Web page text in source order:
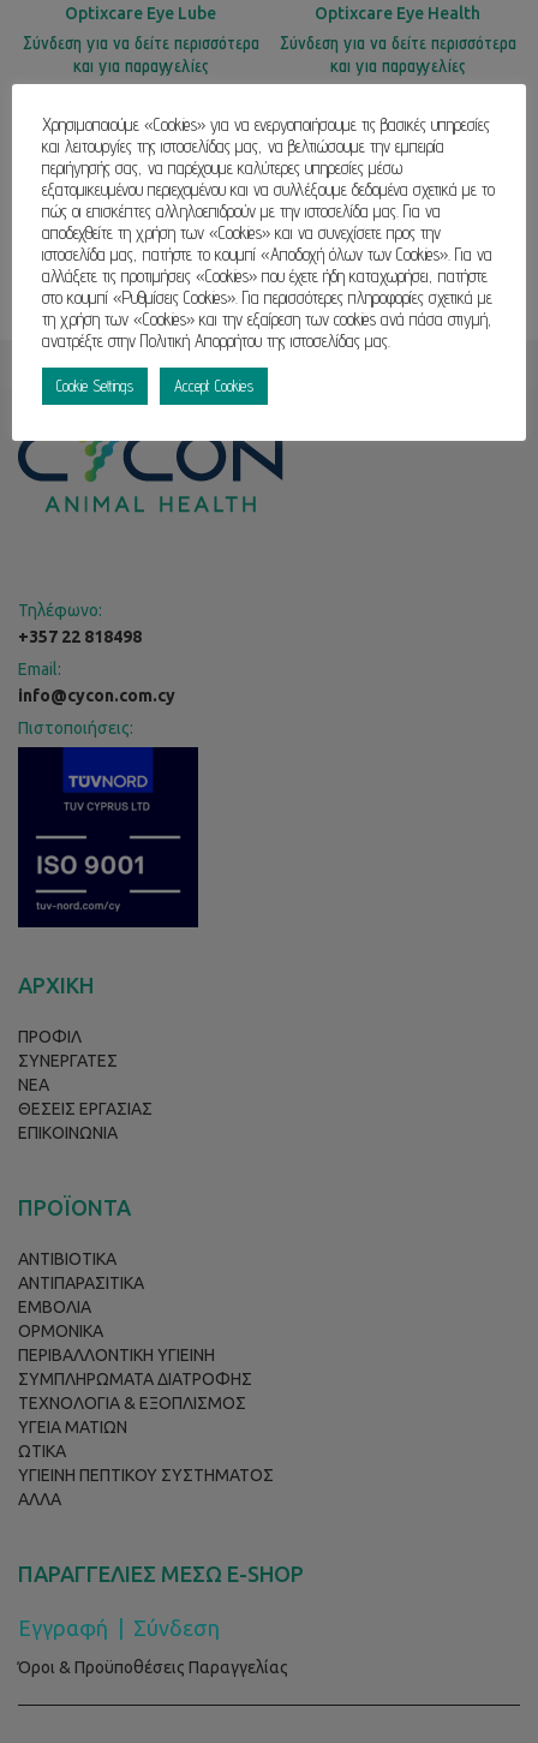
Optixcare Eye Lube
Σύνδεση για να δείτε περισσότερα
και για παραγγελίες
Optixcare Eye Health
Σύνδεση για να δείτε περισσότερα
και για παραγγελίες
Τηλέφωνο:
+357 22 818498
Email:
info@cycon.com.cy
Πιστοποιήσεις:
ΑΡΧΙΚΗ
ΠΡΟΦΙΛ
ΣΥΝΕΡΓΑΤΕΣ
ΝΕΑ
ΘΕΣΕΙΣ ΕΡΓΑΣΙΑΣ
ΕΠΙΚΟΙΝΩΝΙΑ
ΠΡΟΪΟΝΤΑ
ΑΝΤΙΒΙΟΤΙΚΑ
ΑΝΤΙΠΑΡΑΣΙΤΙΚΑ
ΕΜΒΟΛΙΑ
ΟΡΜΟΝΙΚΑ
ΠΕΡΙΒΑΛΛΟΝΤΙΚΗ ΥΓΙΕΙΝΗ
ΣΥΜΠΛΗΡΩΜΑΤΑ ΔΙΑΤΡΟΦΗΣ
ΤΕΧΝΟΛΟΓΙΑ & ΕΞΟΠΛΙΣΜΟΣ
ΥΓΕΙΑ ΜΑΤΙΩΝ
ΩΤΙΚΑ
ΥΓΙΕΙΝΗ ΠΕΠΤΙΚΟΥ ΣΥΣΤΗΜΑΤΟΣ
ΑΛΛΑ
ΠΑΡΑΓΓΕΛΙΕΣ ΜΕΣΩ E-SHOP
Εγγραφή Σύνδεση
Όροι & Προϋποθέσεις Παραγγελίας
Χρησιμοποιούμε «Cookies» για να ενεργοποιήσουμε τις βασικές υπηρεσίες
και λειτουργίες της ιστοσελίδας μας, να βελτιώσουμε την εμπειρία
περιήγησής σας, να παρέχουμε καλύτερες υπηρεσίες μέσω
εξατομικευμένου περιεχομένου και να συλλέξουμε δεδομένα σχετικά με το
πώς οι επισκέπτες αλληλοεπιδρούν με την ιστοσελίδα μας. Για να
αποδεχθείτε τη χρήση των «Cookies» και να συνεχίσετε προς την
ιστοσελίδα μας, πατήστε το κουμπί «Αποδοχή όλων των Cookies». Για να
αλλάξετε τις προτιμήσεις «Cookies» που έχετε ήδη καταχωρήσει, πατήστε
στο κουμπί «Ρυθμίσεις Cookies». Για περισσότερες πληροφορίες σχετικά με
τη χρήση των «Cookies» και την εξαίρεση των cookies ανά πάσα στιγμή,
ανατρέξτε στην Πολιτική Απορρήτου της ιστοσελίδας μας.
Cookie Settings Accept Cookies